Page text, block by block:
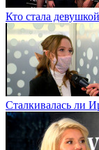
Кто стала
Сталкивалась ли